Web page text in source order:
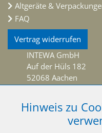
Altgeräte &
FAQ
Vertrag widerrufen
INTEWA GmbH
Auf der Hüls 182
52068 Aachen
Telefon: +49 (0)241
Telefax: +49 (0)241
info@intewa.de
Hinweis zu